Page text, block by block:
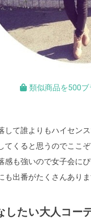
類似商品を500
て誰よりもハイセンス
くると思うのでここぞ
も強いので女子会にぴ
出番がたくさんありま
したい大人コー